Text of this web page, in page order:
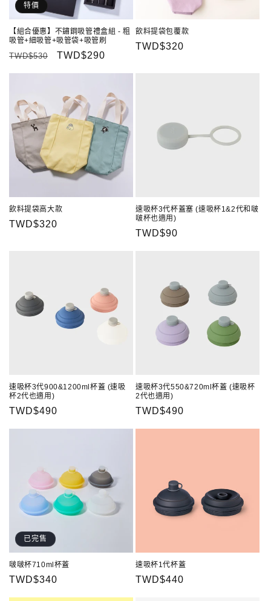
特價
【組合優惠】不鏽鋼吸管禮盒組 - 粗
吸管+細吸管+吸管袋+吸管刷
定
TWD$530
售
TWD$290
飲料提袋包覆款
定
TWD$320
飲料提袋高大款
定
TWD$320
速吸杯3代杯蓋塞 (速吸杯1&2代和啵
啵杯也適用)
定
TWD$90
速吸杯3代900&1200ml杯蓋 (速吸
杯2代也適用)
定
TWD$490
速吸杯3代550&720ml杯蓋 (速吸杯
2代也適用)
定
TWD$490
已完售
啵啵杯710ml杯蓋
定
TWD$340
速吸杯1代杯蓋
定
TWD$440